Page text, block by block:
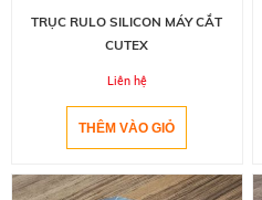
TRỤC RULO SILICON MÁY CẮT
CUTEX
Liên hệ